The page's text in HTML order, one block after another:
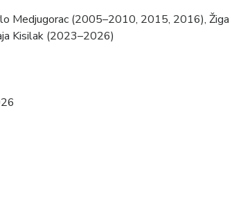
Medjugorac (2005–2010, 2015, 2016), Žiga
Kisilak (2023–2026)